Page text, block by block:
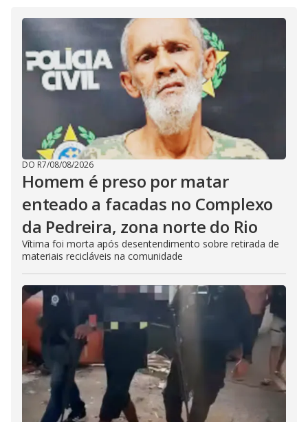
DO R7/08/08/2026
Homem é preso por matar
enteado a facadas no Complexo
da Pedreira, zona norte do Rio
Vítima foi morta após desentendimento sobre retirada de
materiais recicláveis na comunidade